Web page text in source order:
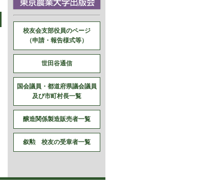
校友会支部役員のページ
（申請・報告様式等）
世田谷通信
国会議員・都道府県議会議員
及び市町村長一覧
醸造関係製造販売者一覧
叙勲 校友の受章者一覧